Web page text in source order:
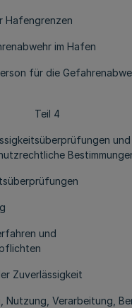
Hafengrenzen
im Hafen
für die
Teil 4
und
und
Zuverlässigkeit
Nutzung, Verarbeitung,